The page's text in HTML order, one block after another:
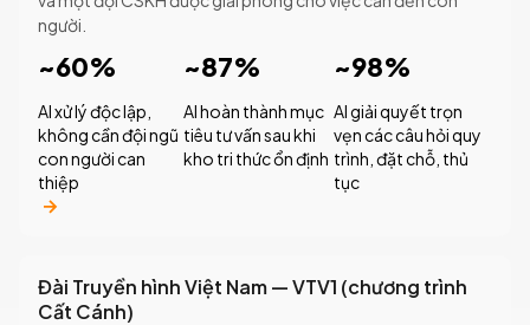
người.
~60%
AI xử lý độc lập,
không cần đội ngũ
con người can
thiệp
~87%
AI hoàn thành mục
tiêu tư vấn sau khi
kho tri thức ổn định
~98%
AI giải quyết trọn
vẹn các câu hỏi quy
trình, đặt chỗ, thủ
tục
Đài Truyền hình Việt Nam — VTV1 (chương trình
Cất Cánh)